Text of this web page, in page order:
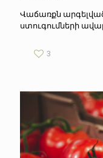
Վաճառքն
ստուգումների
3